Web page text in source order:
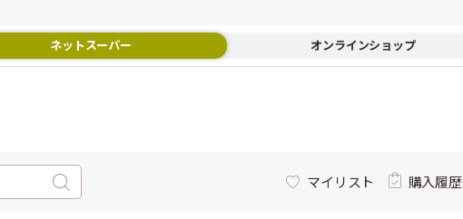
ネットスーパー オンラインショップ
マイリスト 購入履歴